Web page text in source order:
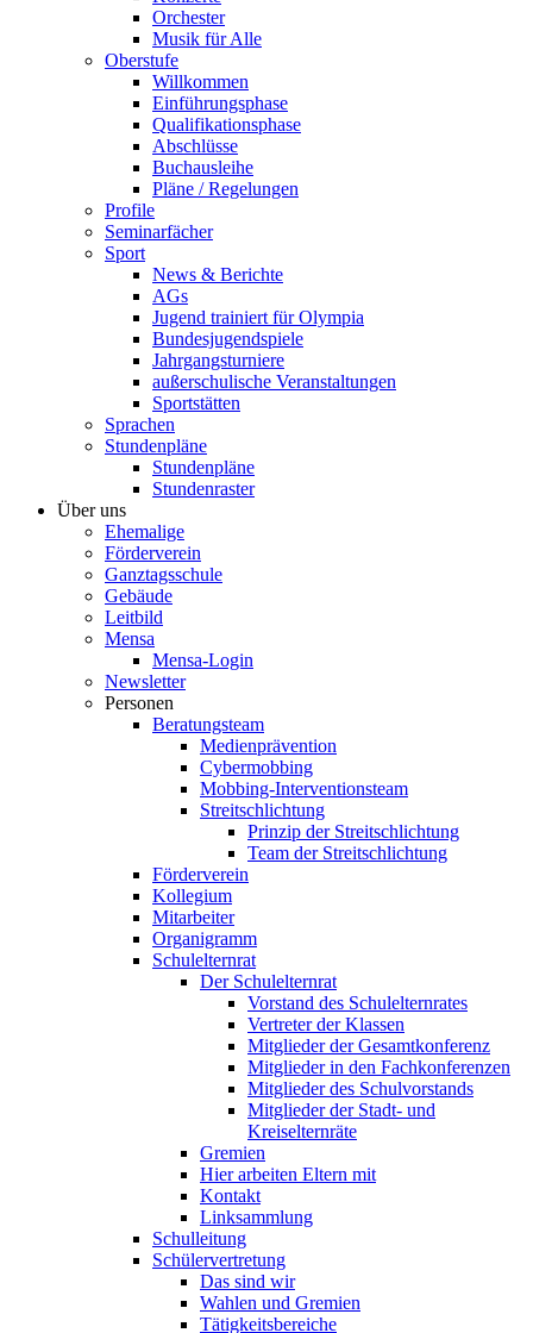
Orchester
Musik für Alle
Oberstufe
Willkommen
Einführungsphase
Qualifikationsphase
Abschlüsse
Buchausleihe
Pläne / Regelungen
Profile
Seminarfächer
Sport
News & Berichte
AGs
Jugend trainiert für Olympia
Bundesjugendspiele
Jahrgangsturniere
außerschulische Veranstaltungen
Sportstätten
Sprachen
Stundenpläne
Stundenpläne
Stundenraster
Über uns
Ehemalige
Förderverein
Ganztagsschule
Gebäude
Leitbild
Mensa
Mensa-Login
Newsletter
Personen
Beratungsteam
Medienprävention
Cybermobbing
Mobbing-Interventionsteam
Streitschlichtung
Prinzip der Streitschlichtung
Team der Streitschlichtung
Förderverein
Kollegium
Mitarbeiter
Organigramm
Schulelternrat
Der Schulelternrat
Vorstand des Schulelternrates
Vertreter der Klassen
Mitglieder der Gesamtkonferenz
Mitglieder in den Fachkonferenzen
Mitglieder des Schulvorstands
Mitglieder der Stadt- und
Kreiselternräte
Gremien
Hier arbeiten Eltern mit
Kontakt
Linksammlung
Schulleitung
Schülervertretung
Das sind wir
Wahlen und Gremien
Tätigkeitsbereiche